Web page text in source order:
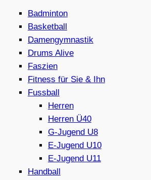
Badminton
Basketball
Damengymnastik
Drums Alive
Faszien
Fitness für Sie & Ihn
Fussball
Herren
Herren Ü40
G-Jugend U8
E-Jugend U10
E-Jugend U11
Handball